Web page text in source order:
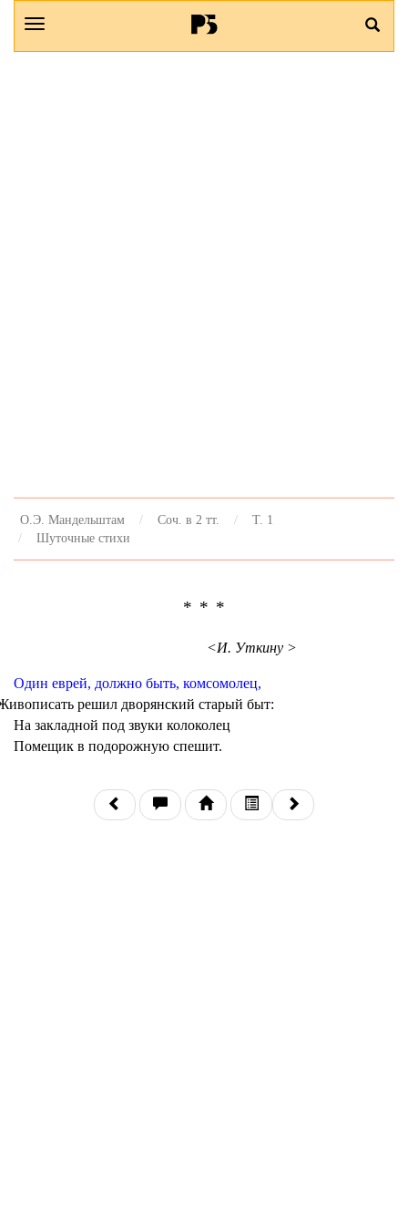
О.Э. Мандельштам Соч. в 2 тт.
Т. 1
Шуточные стихи
* * *
<И. Уткину >
Один еврей, должно быть, комсомолец,
решил дворянский старый быт:
На закладной под звуки колоколец
Помещик в подорожную спешит.